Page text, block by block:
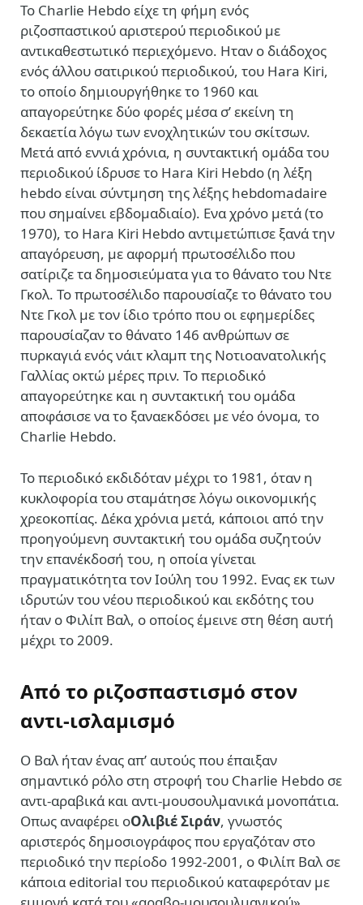
Το Charlie Hebdo είχε τη φήμη ενός
ριζοσπαστικού αριστερού περιοδικού με
αντικαθεστωτικό περιεχόμενο. Ηταν ο διάδοχος
ενός άλλου σατιρικού περιοδικού, του Hara Kiri,
το οποίο δημιουργήθηκε το 1960 και
απαγορεύτηκε δύο φορές μέσα σ’ εκείνη τη
δεκαετία λόγω των ενοχλητικών του σκίτσων.
Μετά από εννιά χρόνια, η συντακτική ομάδα του
περιοδικού ίδρυσε το Hara Kiri Hebdo (η λέξη
hebdo είναι σύντμηση της λέξης hebdomadaire
που σημαίνει εβδομαδιαίο). Ενα χρόνο μετά (το
1970), το Hara Kiri Hebdo αντιμετώπισε ξανά την
απαγόρευση, με αφορμή πρωτοσέλιδο που
σατίριζε τα δημοσιεύματα για το θάνατο του Ντε
Γκολ. Το πρωτοσέλιδο παρουσίαζε το θάνατο του
Ντε Γκολ με τον ίδιο τρόπο που οι εφημερίδες
παρουσίαζαν το θάνατο 146 ανθρώπων σε
πυρκαγιά ενός νάιτ κλαμπ της Νοτιοανατολικής
Γαλλίας οκτώ μέρες πριν. Το περιοδικό
απαγορεύτηκε και η συντακτική του ομάδα
αποφάσισε να το ξαναεκδόσει με νέο όνομα, το
Charlie Hebdo.
Το περιοδικό εκδιδόταν μέχρι το 1981, όταν η
κυκλοφορία του σταμάτησε λόγω οικονομικής
χρεοκοπίας. Δέκα χρόνια μετά, κάποιοι από την
προηγούμενη συντακτική του ομάδα συζητούν
την επανέκδοσή του, η οποία γίνεται
πραγματικότητα τον Ιούλη του 1992. Ενας εκ των
ιδρυτών του νέου περιοδικού και εκδότης του
ήταν ο Φιλίπ Βαλ, ο οποίος έμεινε στη θέση αυτή
μέχρι το 2009.
Από το ριζοσπαστισμό στον
αντι-ισλαμισμό
Ο Βαλ ήταν ένας απ’ αυτούς που έπαιξαν
σημαντικό ρόλο στη στροφή του Charlie Hebdo σε
αντι-αραβικά και αντι-μουσουλμανικά μονοπάτια.
Οπως αναφέρει οΟλιβιέ Σιράν, γνωστός
αριστερός δημοσιογράφος που εργαζόταν στο
περιοδικό την περίοδο 1992-2001, ο Φιλίπ Βαλ σε
κάποια editorial του περιοδικού καταφερόταν με